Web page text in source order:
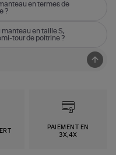
en termes de
?
en taille S,
tour de poitrine ?
PAIEMENT EN
3X,4X